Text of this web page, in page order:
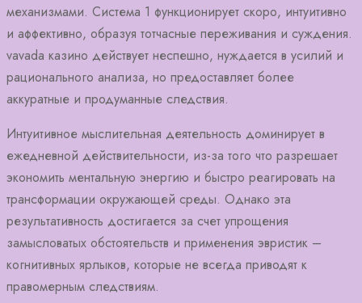
механизмами. Система 1 функционирует скоро, интуитивно
и аффективно, образуя тотчасные переживания и суждения.
vavada казино действует неспешно, нуждается в усилий и
рационального анализа, но предоставляет более
аккуратные и продуманные следствия.
Интуитивное мыслительная деятельность доминирует в
ежедневной действительности, из-за того что разрешает
экономить ментальную энергию и быстро реагировать на
трансформации окружающей среды. Однако эта
результативность достигается за счет упрощения
замысловатых обстоятельств и применения эвристик –
когнитивных ярлыков, которые не всегда приводят к
правомерным следствиям.